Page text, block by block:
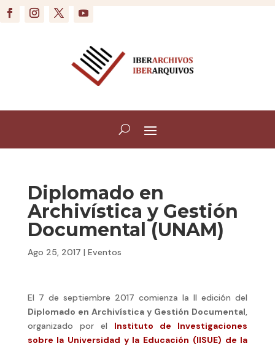
Diplomado en
Archivística y Gestión
Documental (UNAM)
Ago 25, 2017 | Eventos
El 7 de septiembre 2017 comienza la II edición del
Diplomado en Archivística y Gestión Documental,
organizado por el Instituto de Investigaciones
sobre la Universidad y la Educación (IISUE) de la